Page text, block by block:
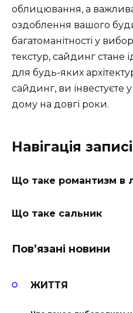
облицювання, а важлива
оздоблення вашого
багатоманітності у
текстур, сайдинг стане
для будь-яких
сайдинг, ви інвестуєте у
дому на довгі роки.
Навігація
Що таке романтизм в
Що таке сальник
Пов’язані новини
ЖИТТЯ